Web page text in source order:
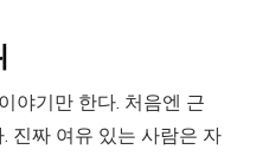
야기만 한다. 처음엔 근
진짜 여유 있는 사람은 자